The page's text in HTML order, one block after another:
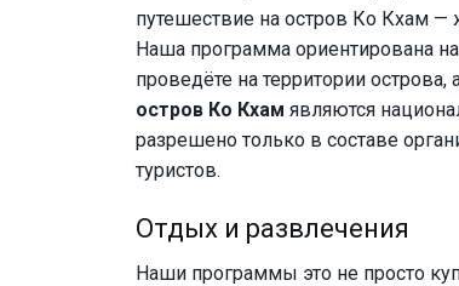
путешествие на остров Ко Кхам
Наша программа ориентирована
проведёте на территории
остров Ко Кхам являются
разрешено только в составе
туристов.
Отдых и развлечения
Наши программы это не просто